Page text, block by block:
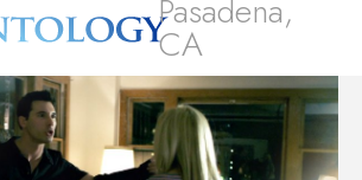
Pasadena,
CA